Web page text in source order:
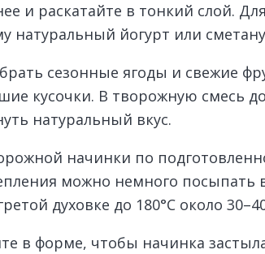
и раскатайте в тонкий слой.
натуральный йогурт или
сезонные ягоды и свежие
кусочки. В творожную смесь
натуральный вкус.
начинки по
можно немного
духовке до 180°C около
в форме, чтобы начинка